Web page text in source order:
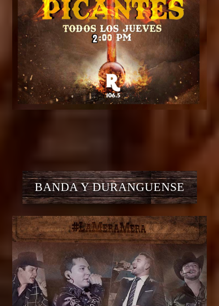
BANDA Y DURANGUENSE